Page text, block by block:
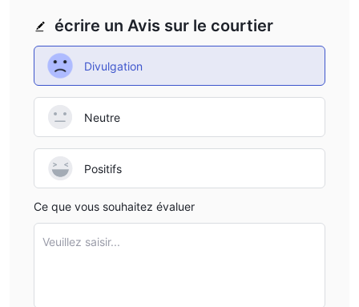
écrire un Avis sur le courtier
Divulgation
Neutre
Positifs
Ce que vous souhaitez évaluer
Veuillez saisir...